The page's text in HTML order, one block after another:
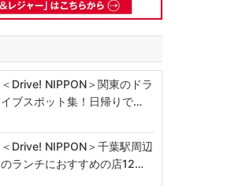
＜Drive! NIPPON＞関東のドラ
イブスポット集！日帰りで…
＜Drive! NIPPON＞千葉駅周辺
のランチにおすすめの店12…